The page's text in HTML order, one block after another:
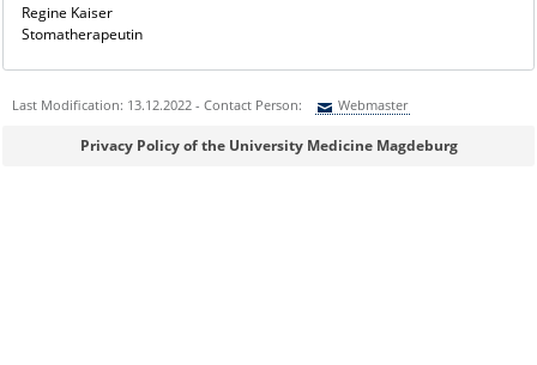
Regine Kaiser
Stomatherapeutin
Last Modification: 13.12.2022 - Contact Person: Webmaster
Sie können eine Nachricht versenden an:Webmaster
Privacy Policy of the University Medicine Magdeburg